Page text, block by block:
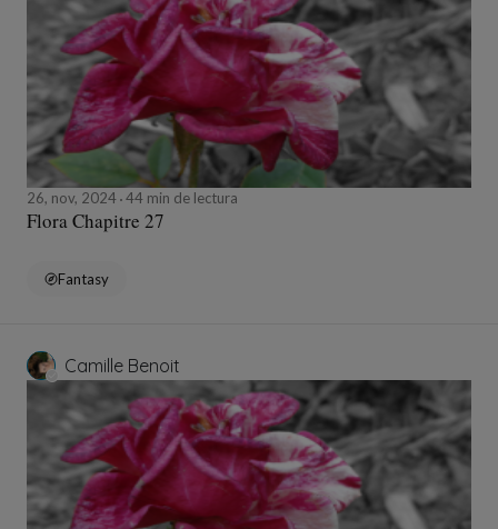
26, nov, 2024 44 min de lectura
Flora Chapitre 27
Fantasy
Camille Benoit